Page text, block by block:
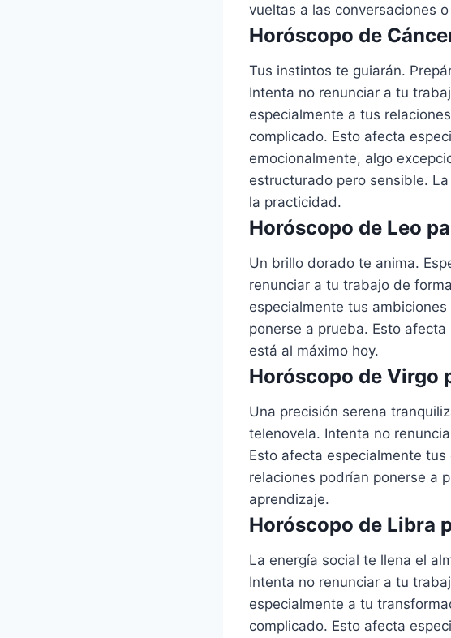
vueltas a las conversaciones
Horóscopo de
Tus instintos te guiarán.
Intenta no renunciar a tu
especialmente a tus
complicado. Esto afecta
emocionalmente, algo
estructurado pero sensible.
la practicidad.
Horóscopo de Leo
Un brillo dorado te anima.
renunciar a tu trabajo de
especialmente tus
ponerse a prueba. Esto
está al máximo hoy.
Horóscopo de Virgo
Una precisión serena
telenovela. Intenta no
Esto afecta especialmente
relaciones podrían ponerse a
aprendizaje.
Horóscopo de Libra
La energía social te llena el
Intenta no renunciar a tu
especialmente a tu
complicado. Esto afecta